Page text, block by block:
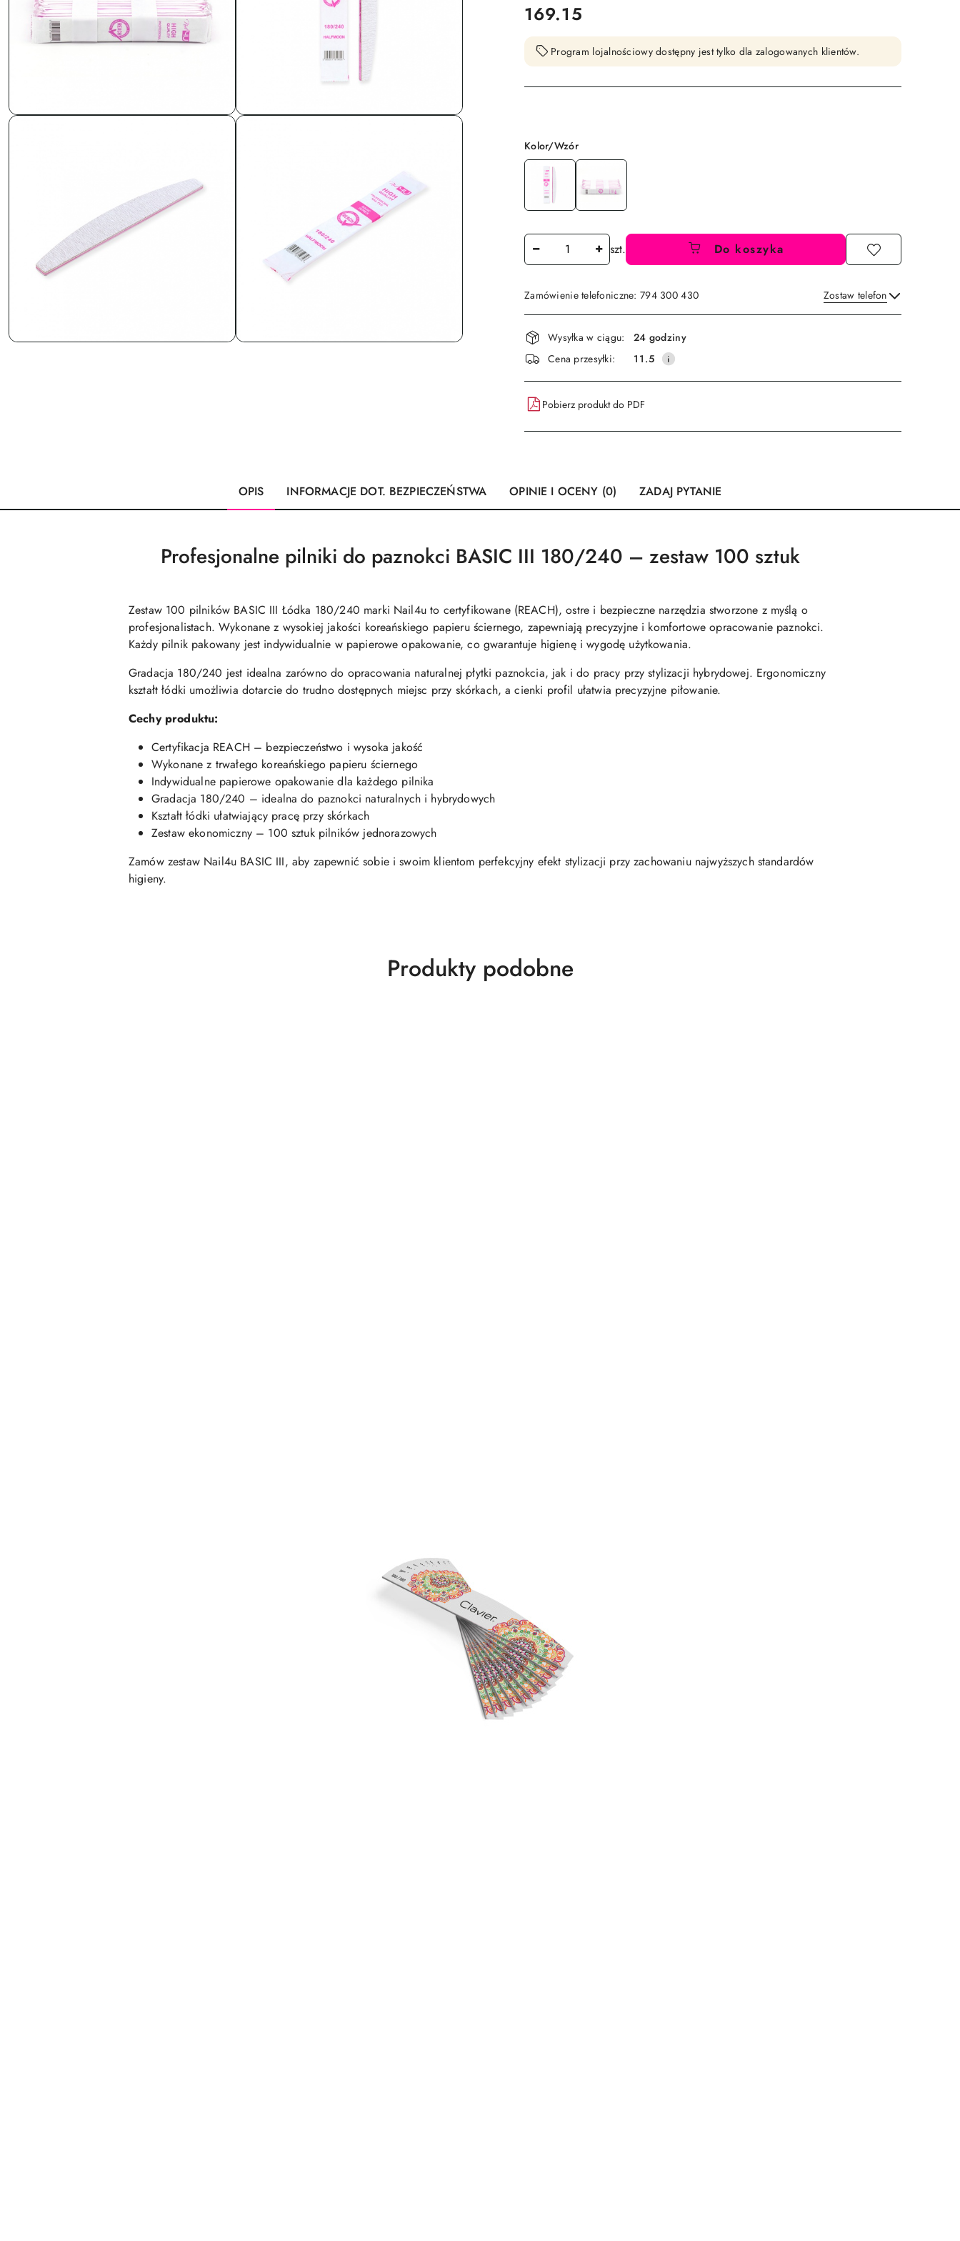
cena:
169.15
Program lojalnościowy dostępny jest tylko dla zalogowanych klientów.
Wariant
Kolor/Wzór
Ilość szt. Do koszyka
Zamówienie telefoniczne: 794 300 430 Zostaw telefon
Wyślij
Dostępność
i
dostawa
Wysyłka w ciągu:
24 godziny
Cena przesyłki:
11.5
Pobierz produkt do PDF
OPIS INFORMACJE DOT. BEZPIECZEŃSTWA OPINIE I OCENY (0) ZADAJ PYTANIE
Profesjonalne pilniki do paznokci BASIC III 180/240 – zestaw 100 sztuk
Zestaw 100 pilników BASIC III Łódka 180/240 marki Nail4u to certyfikowane (REACH), ostre i bezpieczne narzędzia stworzone z myślą o
profesjonalistach. Wykonane z wysokiej jakości koreańskiego papieru ściernego, zapewniają precyzyjne i komfortowe opracowanie paznokci.
Każdy pilnik pakowany jest indywidualnie w papierowe opakowanie, co gwarantuje higienę i wygodę użytkowania.
Gradacja 180/240 jest idealna zarówno do opracowania naturalnej płytki paznokcia, jak i do pracy przy stylizacji hybrydowej. Ergonomiczny
kształt łódki umożliwia dotarcie do trudno dostępnych miejsc przy skórkach, a cienki profil ułatwia precyzyjne piłowanie.
Cechy produktu:
Certyfikacja REACH – bezpieczeństwo i wysoka jakość
Wykonane z trwałego koreańskiego papieru ściernego
Indywidualne papierowe opakowanie dla każdego pilnika
Gradacja 180/240 – idealna do paznokci naturalnych i hybrydowych
Kształt łódki ułatwiający pracę przy skórkach
Zestaw ekonomiczny – 100 sztuk pilników jednorazowych
Zamów zestaw Nail4u BASIC III, aby zapewnić sobie i swoim klientom perfekcyjny efekt stylizacji przy zachowaniu najwyższych standardów
higieny.
Produkty
Produkty podobne